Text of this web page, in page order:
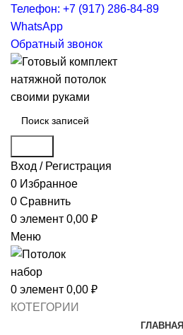
Телефон: +7 (917) 286-84-89
WhatsApp
Обратный звонок
Вход / Регистрация
0 Избранное
0 Сравнить
0 элемент 0,00 ₽
Меню
0 элемент 0,00 ₽
КОТЕГОРИИ
ГЛАВНАЯ